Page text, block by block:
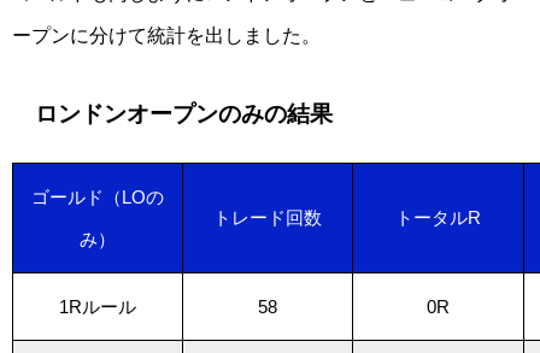
ープンに分けて統計を出しました。
ロンドンオープンのみの結果
ゴールド（LOの
み）
トレード回数 トータルR
1Rルール 58 0R